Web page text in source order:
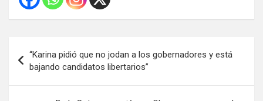
de
entradas
“Karina pidió que no jodan a los gobernadores y está
bajando candidatos libertarios”